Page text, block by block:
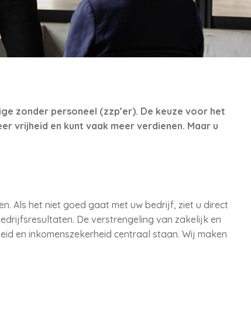
zonder personeel (zzp’er). De keuze voor het
vrijheid en kunt vaak meer verdienen. Maar u
Als het niet goed gaat met uw bedrijf, ziet u direct
De verstrengeling van zakelijk en
en inkomenszekerheid centraal staan. Wij maken